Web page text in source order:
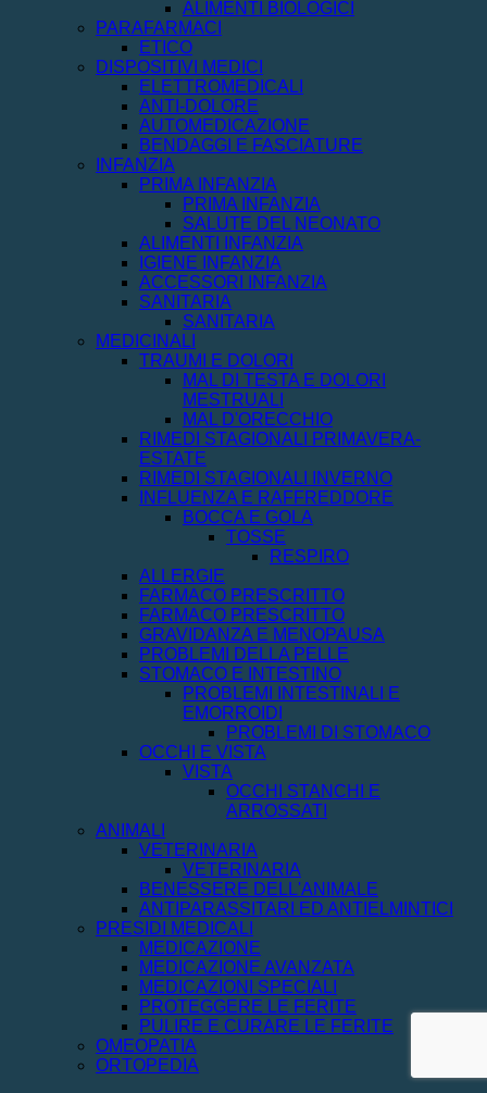
ALIMENTI BIOLOGICI
PARAFARMACI
ETICO
DISPOSITIVI MEDICI
ELETTROMEDICALI
ANTI-DOLORE
AUTOMEDICAZIONE
BENDAGGI E FASCIATURE
INFANZIA
PRIMA INFANZIA
PRIMA INFANZIA
SALUTE DEL NEONATO
ALIMENTI INFANZIA
IGIENE INFANZIA
ACCESSORI INFANZIA
SANITARIA
SANITARIA
MEDICINALI
TRAUMI E DOLORI
MAL DI TESTA E DOLORI
MESTRUALI
MAL D'ORECCHIO
RIMEDI STAGIONALI PRIMAVERA-
ESTATE
RIMEDI STAGIONALI INVERNO
INFLUENZA E RAFFREDDORE
BOCCA E GOLA
TOSSE
RESPIRO
ALLERGIE
FARMACO PRESCRITTO
FARMACO PRESCRITTO
GRAVIDANZA E MENOPAUSA
PROBLEMI DELLA PELLE
STOMACO E INTESTINO
PROBLEMI INTESTINALI E
EMORROIDI
PROBLEMI DI STOMACO
OCCHI E VISTA
VISTA
OCCHI STANCHI E
ARROSSATI
ANIMALI
VETERINARIA
VETERINARIA
BENESSERE DELL'ANIMALE
ANTIPARASSITARI ED ANTIELMINTICI
PRESIDI MEDICALI
MEDICAZIONE
MEDICAZIONE AVANZATA
MEDICAZIONI SPECIALI
PROTEGGERE LE FERITE
PULIRE E CURARE LE FERITE
OMEOPATIA
ORTOPEDIA